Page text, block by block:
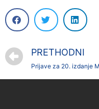
PRETHODNI